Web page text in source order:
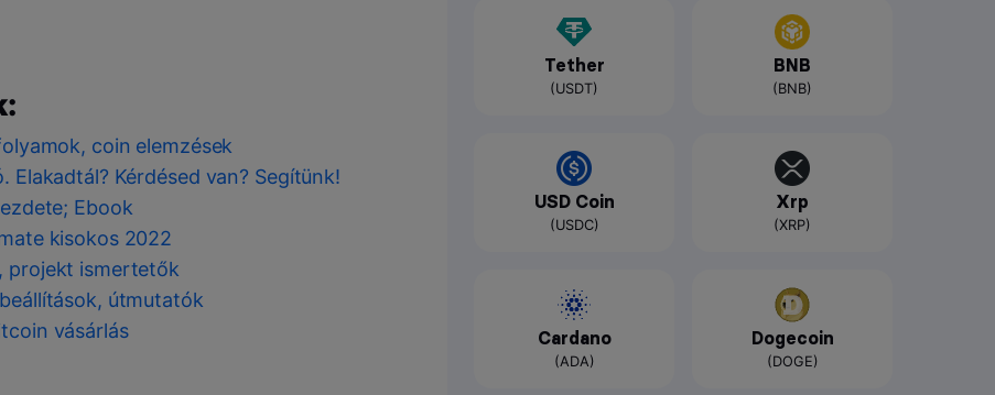
coin elemzések
Kérdésed van? Segítünk!
Ebook
kisokos 2022
projekt ismertetők
útmutatók
vásárlás
Tether
(USDT)
BNB
(BNB)
USD Coin
(USDC)
Xrp
(XRP)
Cardano
(ADA)
Dogecoin
(DOGE)